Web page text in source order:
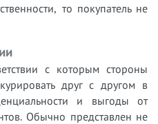
то покупатель не
с которым стороны
друг с другом в
и выгоды от
Обычно представлен не